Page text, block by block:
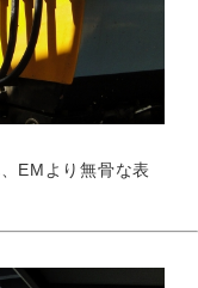
EMより無骨な表